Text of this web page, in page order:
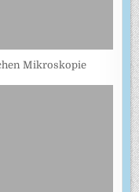
Mikroskopie